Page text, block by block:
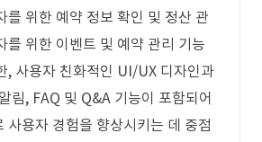
를 위한 예약 정보 확인 및 정산 관
를 위한 이벤트 및 예약 관리 기능
, 사용자 친화적인 UI/UX 디자인과
림, FAQ 및 Q&A 기능이 포함되어
사용자 경험을 향상시키는 데 중점